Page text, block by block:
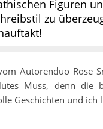
Figuren
zu
Muss, denn die
Geschichten und ich